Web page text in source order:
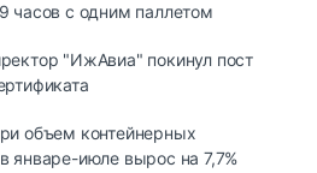
часов с одним паллетом
"ИжАвиа" покинул пост
объем контейнерных
январе-июле вырос на 7,7%